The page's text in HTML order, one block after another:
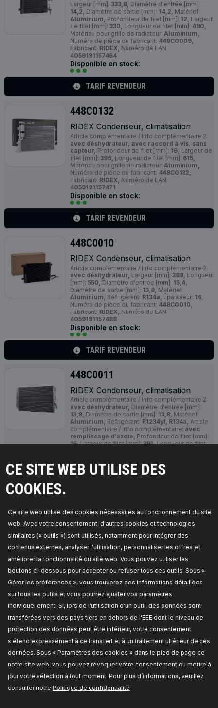
CE SITE WEB UTILISE DES
COOKIES.
Ce site web utilise des cookies nécessaires au fonctionnement du site
web. Avec votre consentement, d'autres cookies et technologies
similaires (« outils ») sont utilisés, notamment pour intégrer des
contenus externes, analyser l'utilisation, personnaliser les offres et
améliorer la fonctionnalité du site web. Vous pouvez utiliser les
boutons ci-dessous pour accepter ou refuser tous ces outils. Sous «
Gérer les préférences », vous trouverez des informations détaillées
sur tous les outils et vous pourrez ajuster vos paramètres
individuellement. Si, lors de l'utilisation d'un outil, des données sont
transférées vers des pays tiers en dehors de l'EEE dont le niveau de
protection des données peut être inférieur, votre consentement
s'étend expressément à ce transfert et à un traitement ultérieur de ces
données. Sous « Paramètres des cookies » dans le pied de page de
notre site web, vous pouvez révoquer votre consentement ou mettre à
jour votre sélection à tout moment. Pour plus d’informations, veuillez
consulter notre Politique de confidentialité
Largeur [mm]: 333,8, Diamètre d'entrée [mm]:
14,2, Diamètre de sortie [mm]: 14,2, Matériel:
Aluminium, Profondeur de filet [mm]: 12, Largeur
de filet [mm]: 330, Longueur de filet [mm]: 490,
Matériau pour grille de radiateur: Aluminium,
Numéro de pièce du fabricant: 448C0009,
Fabricant: RIDEX, Numéro de EAN:
4059191157464
Disponible en stock:
TARIF REVENDEUR
448C0132
RIDEX Condenseur, climatisation
Article complémentaire / Info complémentaire 2:
avec déshydrateur, avec raccord à vis, sans
capteur, Profondeur de filet [mm]: 16, Largeur de
filet [mm]: 396, Longueur de filet [mm]: 615,
Matériau pour grille de radiateur: Aluminium,
Numéro de pièce du fabricant: 448C0132,
Fabricant: RIDEX, Numéro de EAN:
4059191157471
Disponible en stock:
TARIF REVENDEUR
448C0010
RIDEX Condenseur, climatisation
Article complémentaire / Info complémentaire 2:
avec déshydrateur, Largeur [mm]: 388, Longueur
[mm]: 550, Diamètre d'entrée [mm]: 15,4,
Diamètre de sortie [mm]: 13,8, Matériel:
Aluminium, Réfrigérant: R134a, Épaisseur: 16,
Numéro de pièce du fabricant: 448C0010,
Fabricant: RIDEX, Numéro de EAN:
4059191157488
Disponible en stock:
TARIF REVENDEUR
448C0011
RIDEX Condenseur, climatisation
Article complémentaire / Info complémentaire 2:
avec déshydrateur, Diamètre d'entrée [mm]:
13,8, Diamètre de sortie [mm]: 13,8, Matériel:
Aluminium, Réfrigérant: R1234yf, R134a, Article
complémentaire / Info complémentaire: avec
remplissage d'azote, Profondeur de filet [mm]:
16,Largeur de filet [mm]:391,Longueur de filet
corrosion,Numéro de pièce du fabricant:
448C0011,Fabricant:RIDEX,Numéro de EAN:
TARIF REVENDEUR
448C0137
RIDEX Condenseur, climatisation
Dimension du radiateur:795 x 355 x 16 mm,
Article complémentaire / Info complémentaire 2:
avec déshydrateur,
de vitesses manuelle,Matériau pour grille de
Aluminium,
Numéro de pièce du
fabricant:448C0137, Fabricant:RIDEX,
de EAN:4059191157341
TARIF REVENDEUR
448C0012
RIDEX Condenseur, climatisation
Article complémentaire / Info complémentaire 2:
avec déshydrateur,